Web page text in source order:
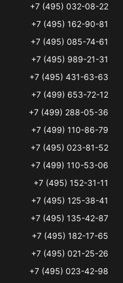
+7 (495) 032-08-22
+7 (495) 162-90-81
+7 (495) 085-74-61
+7 (495) 989-21-31
+7 (495) 431-63-63
+7 (499) 653-72-12
+7 (499) 288-05-36
+7 (499) 110-86-79
+7 (495) 023-81-52
+7 (499) 110-53-06
+7 (495) 152-31-11
+7 (495) 125-38-41
+7 (495) 135-42-87
+7 (495) 182-17-65
+7 (495) 021-25-26
+7 (495) 023-42-98